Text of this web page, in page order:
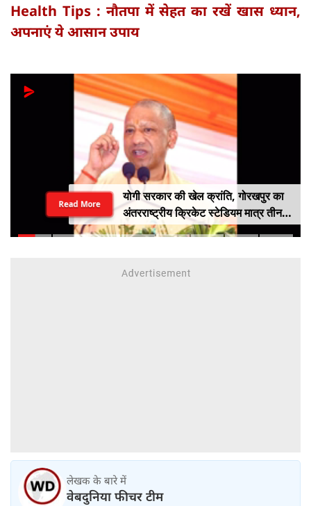
Health Tips : नौतपा में सेहत का रखें खास ध्यान,
अपनाएं ये आसान उपाय
योगी सरकार की खेल क्रांति, गोरखपुर का
अंतरराष्ट्रीय क्रिकेट स्टेडियम मात्र तीन
महीने में लगभग 20% तैयार
Read More
लेखक के बारे में
वेबदुनिया फीचर टीम